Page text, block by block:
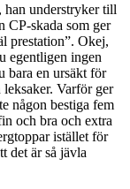
han understryker till
CP-skada som ger
prestation”. Okej,
egentligen ingen
bara en ursäkt för
leksaker. Varför ger
någon bestiga fem
och bra och extra
istället för
det är så jävla